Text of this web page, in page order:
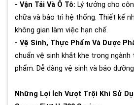
- Vận Tải Và Ô Tô: Lý tưởng cho
chữa và bảo trì hệ thống. Thiết kế
không gian làm việc hạn chế.
- Vệ Sinh, Thực Phẩm Và Dược
chuẩn vệ sinh khắt khe trong
phẩm. Dễ dàng vệ sinh và bảo
Những Lợi Ích Vượt Trội Khi Sử